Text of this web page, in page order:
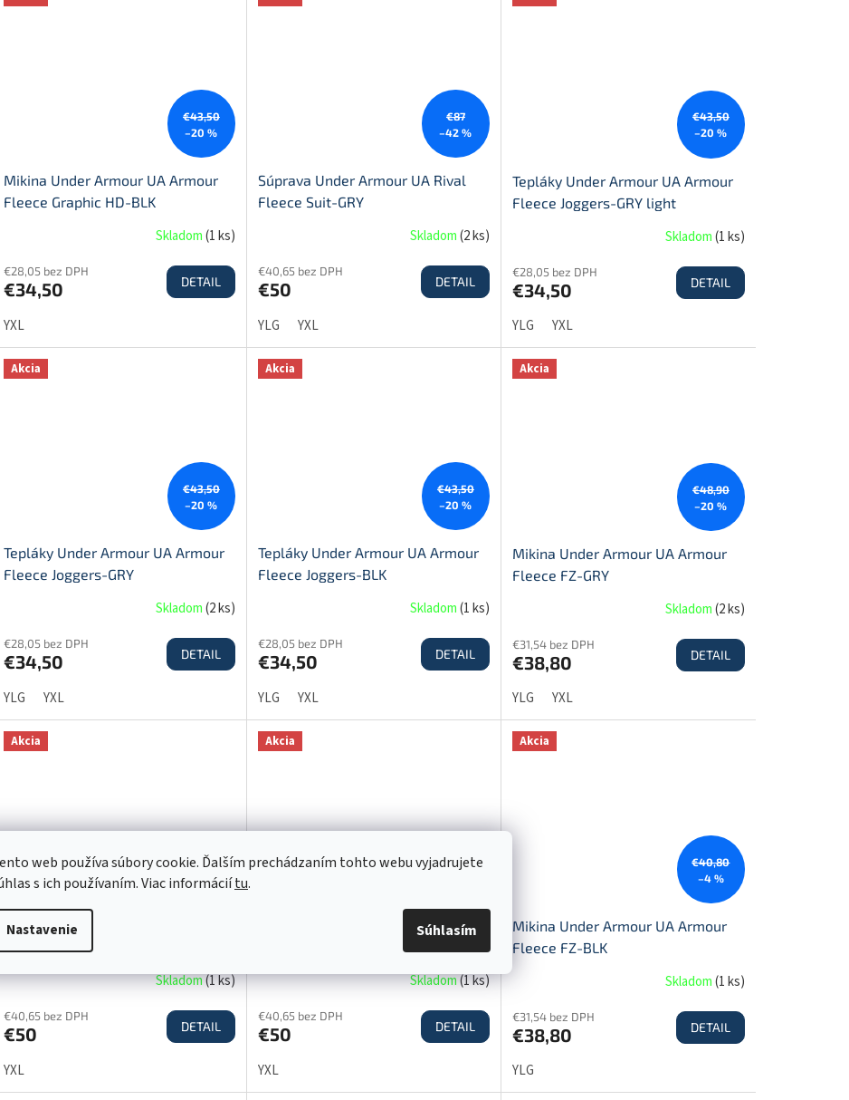
web používa súbory cookie. Ďalším prechádzaním tohto webu vyjadrujete
s ich používaním. Viac informáciítu.
Nastavenie Súhlasím
€43,50
–20 %
Mikina Under Armour UA Armour
Fleece Graphic HD-BLK
Skladom(1 ks)
€28,05 bez DPH
€34,50 DETAIL
YXL
€87
–42 %
Súprava Under Armour UA Rival
Fleece Suit-GRY
Skladom(2 ks)
€40,65 bez DPH
€50 DETAIL
YLG YXL
€43,50
–20 %
Tepláky Under Armour UA Armour
Fleece Joggers-GRY light
Skladom(1 ks)
€28,05 bez DPH
€34,50 DETAIL
YLG YXL
Akcia
€43,50
–20 %
Tepláky Under Armour UA Armour
Fleece Joggers-GRY
Skladom(2 ks)
€28,05 bez DPH
€34,50 DETAIL
YLG YXL
Akcia
€43,50
–20 %
Tepláky Under Armour UA Armour
Fleece Joggers-BLK
Skladom(1 ks)
€28,05 bez DPH
€34,50 DETAIL
YLG YXL
Akcia
€48,90
–20 %
Mikina Under Armour UA Armour
Fleece FZ-GRY
Skladom(2 ks)
€31,54 bez DPH
€38,80 DETAIL
YLG YXL
Akcia
€63,40
–21 %
Súprava Under Armour UA Knit
Hooded Track Suit-BLK
Skladom(1 ks)
€40,65 bez DPH
€50 DETAIL
YXL
Akcia
€72,50
Súprava Under Armour UA Rival
Skladom(1 ks)
€40,65 bez DPH
€50 DETAIL
YXL
Akcia
€40,80
–4 %
Mikina Under Armour UA Armour
Fleece FZ-BLK
Skladom(1 ks)
€31,54 bez DPH
€38,80 DETAIL
YLG